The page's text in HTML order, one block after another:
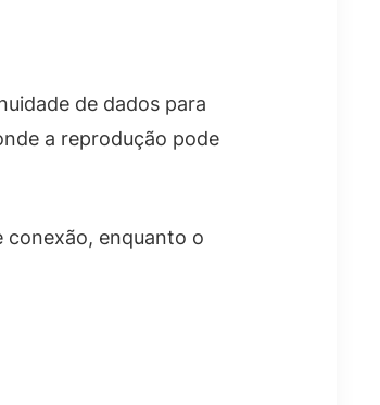
de dados para
a reprodução pode
conexão, enquanto o